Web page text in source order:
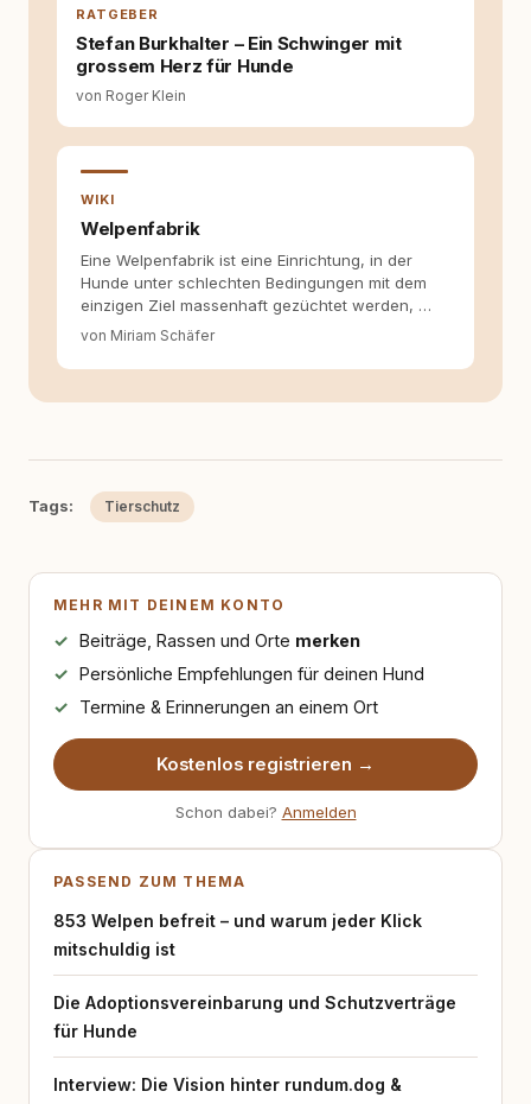
für ein Zusammenleben, das beiden guttut.
RATGEBER
Stefan Burkhalter – Ein Schwinger mit
grossem Herz für Hunde
von Roger Klein
WIKI
Welpenfabrik
Eine Welpenfabrik ist eine Einrichtung, in der
Hunde unter schlechten Bedingungen mit dem
einzigen Ziel massenhaft gezüchtet werden, …
von Miriam Schäfer
Tags: Tierschutz
MEHR MIT DEINEM KONTO
Beiträge, Rassen und Orte merken
Persönliche Empfehlungen für deinen Hund
Termine & Erinnerungen an einem Ort
Kostenlos registrieren →
Schon dabei? Anmelden
PASSEND ZUM THEMA
853 Welpen befreit – und warum jeder Klick
mitschuldig ist
Die Adoptionsvereinbarung und Schutzverträge
für Hunde
Interview: Die Vision hinter rundum.dog &